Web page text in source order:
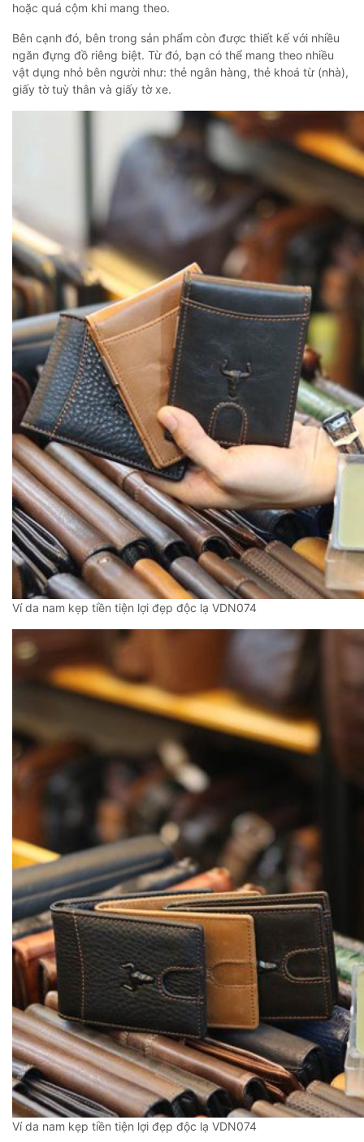
hoặc quá cộm khi mang theo.
Bên cạnh đó, bên trong sản phẩm còn được thiết kế với nhiều
ngăn đựng đồ riêng biệt. Từ đó, bạn có thể mang theo nhiều
vật dụng nhỏ bên người như: thẻ ngân hàng, thẻ khoá từ (nhà),
giấy tờ tuỳ thân và giấy tờ xe.
Ví da nam kẹp tiền tiện lợi đẹp độc lạ VDN074
Ví da nam kẹp tiền tiện lợi đẹp độc lạ VDN074